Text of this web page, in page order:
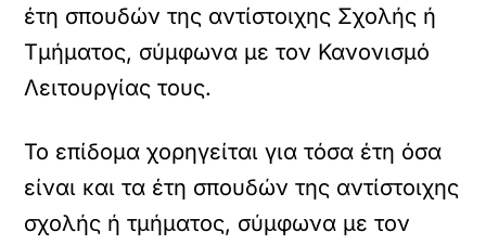
έτη σπουδών της αντίστοιχης Σχολής ή
Τμήματος, σύμφωνα με τον Κανονισμό
Λειτουργίας τους.
Το επίδομα χορηγείται για τόσα έτη όσα
είναι και τα έτη σπουδών της αντίστοιχης
σχολής ή τμήματος, σύμφωνα με τον